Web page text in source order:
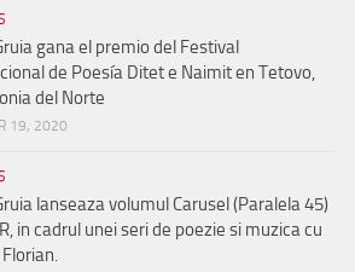
gana el premio del Festival
de Poesía Ditet e Naimit en Tetovo,
del Norte
19, 2020
lanseaza volumul Carusel (Paralela 45)
in cadrul unei seri de poezie si muzica cu